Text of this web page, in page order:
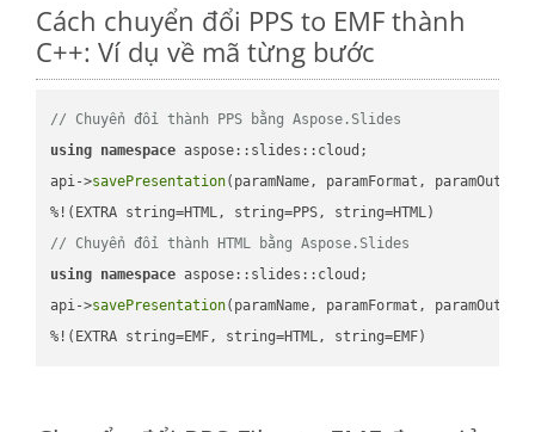
Cách chuyển đổi PPS to EMF thành
C++: Ví dụ về mã từng bước
// Chuyển đổi thành PPS bằng Aspose.Slides
using namespace aspose::slides::cloud;
api->savePresentation(paramName, paramFormat,
// Chuyển đổi thành HTML bằng Aspose.Slides
using namespace aspose::slides::cloud;
api->savePresentation(paramName, paramFormat,
%!(EXTRA string=EMF, string=HTML, string=EMF)